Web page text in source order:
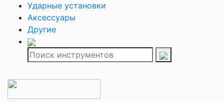
Ударные установки
Аксессуары
Другие